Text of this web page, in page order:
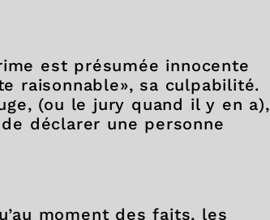
est présumée innocente
raisonnable», sa culpabilité.
(ou le jury quand il y en a),
déclarer une personne
moment des faits, les